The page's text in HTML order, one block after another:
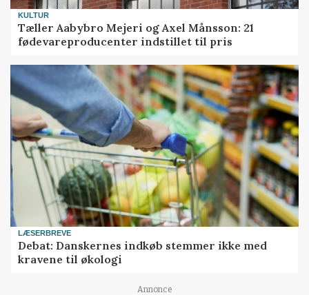
KULTUR
Tæller Aabybro Mejeri og Axel Månsson: 21
fødevareproducenter indstillet til pris
LÆSERBREVE
Debat: Danskernes indkøb stemmer ikke med
kravene til økologi
Annonce